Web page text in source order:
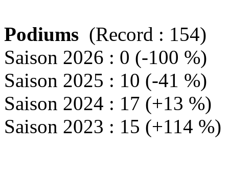
Podiums (Record : 154)
Saison 2026 : 0 (-100 %)
Saison 2025 : 10 (-41 %)
Saison 2024 : 17 (+13 %)
Saison 2023 : 15 (+114 %)